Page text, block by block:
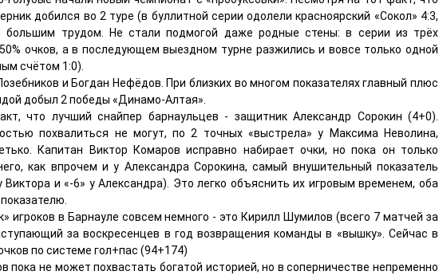
добился во 2 туре (в буллитной серии одолели красноярский «Сокол» 4:3,
большим трудом. Не стали подмогой даже родные стены: в серии из трёх
очков, а в последующем выездном турне разжились и вовсе только одной
счётом 1:0).
и Богдан Нефёдов. При близких во многом показателях главный плюс
добыл 2 победы «Динамо-Алтая».
что лучший снайпер барнаульцев - защитник Александр Сорокин (4+0).
похвалиться не могут, по 2 точных «выстрела» у Максима Неволина,
Капитан Виктор Комаров исправно набирает очки, но пока он только
как впрочем и у Александра Сорокина, самый внушительный показатель
Виктора и «-6» у Александра). Это легко объяснить их игровым временем, оба
игроков в Барнауле совсем немного - это Кирилл Шумилов (всего 7 матчей за
за воскресенцев в год возвращения команды в «вышку». Сейчас в
по системе гол+пас (94+174)
пока не может похвастать богатой историей, но в соперничестве непременно